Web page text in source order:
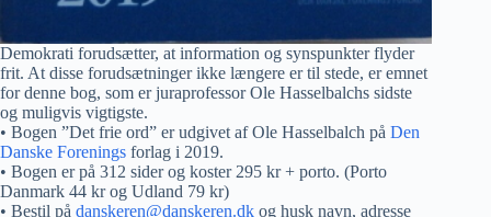
Demokrati forudsætter, at information og synspunkter flyder
frit. At disse forudsætninger ikke længere er til stede, er emnet
for denne bog, som er juraprofessor Ole Hasselbalchs sidste
og muligvis vigtigste.
• Bogen ”Det frie ord” er udgivet af Ole Hasselbalch på Den
Danske Forenings forlag i 2019.
• Bogen er på 312 sider og koster 295 kr + porto. (Porto
Danmark 44 kr og Udland 79 kr)
• Bestil på danskeren@danskeren.dk og husk navn, adresse